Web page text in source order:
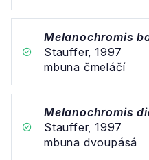
Melanochromis
Stauffer, 1997
mbuna čmeláčí
Melanochromis
Stauffer, 1997
mbuna dvoupásá